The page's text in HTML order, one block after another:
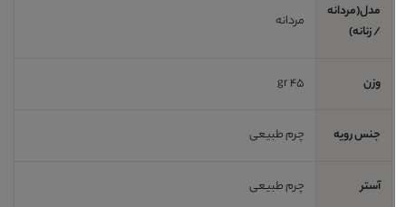
مدل(مردانه
/ زنانه)
مردانه
وزن 45 gr
جنس رویه چرم طبیعی
آستر چرم طبیعی